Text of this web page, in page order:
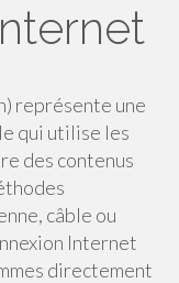
représente une
qui utilise les
des contenus
câble ou
Internet
directement